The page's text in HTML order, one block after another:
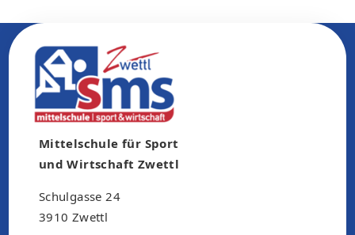
Mittelschule für Sport
und Wirtschaft Zwettl
Schulgasse 24
3910 Zwettl